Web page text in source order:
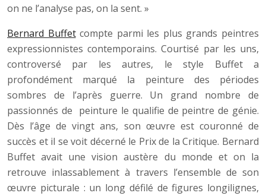
on ne l’analyse pas, on la sent. »
Bernard Buffetcompte parmi les plus grands peintres
expressionnistes contemporains. Courtisé par les uns,
controversé par les autres, le style Buffet a
profondément marqué la peinture des périodes
sombres de l’après guerre. Un grand nombre de
passionnés de peinture le qualifie de peintre de génie.
Dès l’âge de vingt ans, son œuvre est couronné de
succès et il se voit décerné le Prix de la Critique. Bernard
Buffet avait une vision austère du monde et on la
retrouve inlassablement à travers l’ensemble de son
œuvre picturale : un long défilé de figures longilignes,